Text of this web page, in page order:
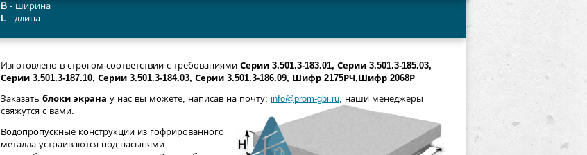
B - ширина
L - длина
Изготовлено в строгом соответствии с требованиями Серии 3.501.3-183.01, Серии 3.501.3-185.03,
Серии 3.501.3-187.10, Серии 3.501.3-184.03, Серии 3.501.3-186.09, Шифр 2175РЧ,Шифр 2068Р
Заказать блоки экрана у нас вы можете, написав на почту: info@prom-gbi.ru, наши менеджеры
свяжутся с вами.
Водопропускные конструкции из гофрированного
металла устраиваются под насыпями